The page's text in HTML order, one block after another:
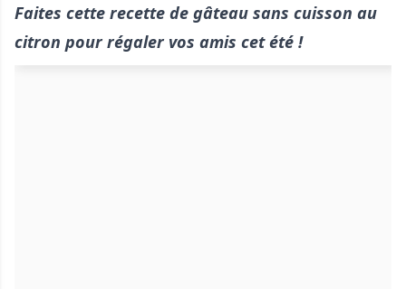
Faites cette recette de gâteau sans cuisson au
citron pour régaler vos amis cet été !